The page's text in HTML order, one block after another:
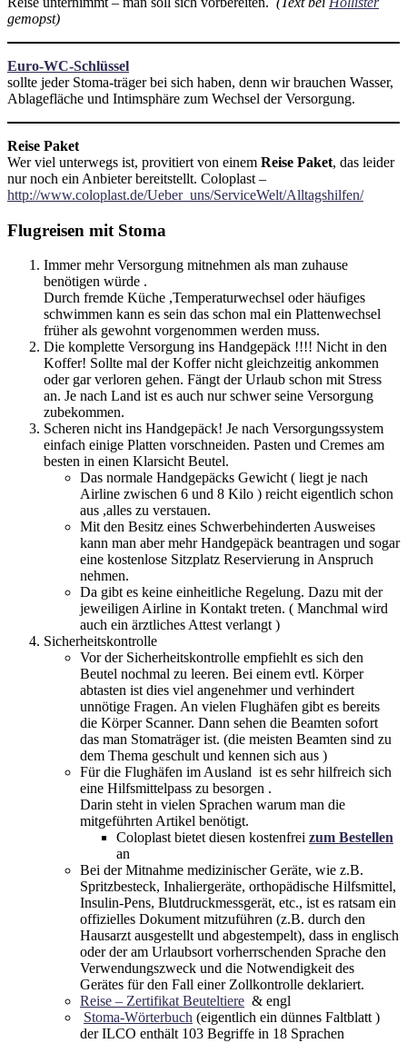
gemopst)
Euro-WC-Schlüssel
sollte jeder Stoma-träger bei sich haben, denn wir brauchen Wasser,
Ablagefläche und Intimsphäre zum Wechsel der Versorgung.
Reise Paket
Wer viel unterwegs ist, provitiert von einem Reise Paket, das leider
nur noch ein Anbieter bereitstellt. Coloplast –
http://www.coloplast.de/Ueber_uns/ServiceWelt/Alltagshilfen/
Flugreisen mit Stoma
Immer mehr Versorgung mitnehmen als man zuhause
benötigen würde .
Durch fremde Küche ,Temperaturwechsel oder häufiges
schwimmen kann es sein das schon mal ein Plattenwechsel
früher als gewohnt vorgenommen werden muss.
Die komplette Versorgung ins Handgepäck !!!! Nicht in den
Koffer! Sollte mal der Koffer nicht gleichzeitig ankommen
oder gar verloren gehen. Fängt der Urlaub schon mit Stress
an. Je nach Land ist es auch nur schwer seine Versorgung
zubekommen.
Scheren nicht ins Handgepäck! Je nach Versorgungssystem
einfach einige Platten vorschneiden. Pasten und Cremes am
besten in einen Klarsicht Beutel.
Das normale Handgepäcks Gewicht ( liegt je nach
Airline zwischen 6 und 8 Kilo ) reicht eigentlich schon
aus ,alles zu verstauen.
Mit den Besitz eines Schwerbehinderten Ausweises
kann man aber mehr Handgepäck beantragen und sogar
eine kostenlose Sitzplatz Reservierung in Anspruch
nehmen.
Da gibt es keine einheitliche Regelung. Dazu mit der
jeweiligen Airline in Kontakt treten. ( Manchmal wird
auch ein ärztliches Attest verlangt )
Sicherheitskontrolle
Vor der Sicherheitskontrolle empfiehlt es sich den
Beutel nochmal zu leeren. Bei einem evtl. Körper
abtasten ist dies viel angenehmer und verhindert
unnötige Fragen. An vielen Flughäfen gibt es bereits
die Körper Scanner. Dann sehen die Beamten sofort
das man Stomaträger ist. (die meisten Beamten sind zu
dem Thema geschult und kennen sich aus )
Für die Flughäfen im Ausland ist es sehr hilfreich sich
eine Hilfsmittelpass zu besorgen .
Darin steht in vielen Sprachen warum man die
mitgeführten Artikel benötigt.
Coloplast bietet diesen kostenfrei zum Bestellen
an
Bei der Mitnahme medizinischer Geräte, wie z.B.
Spritzbesteck, Inhaliergeräte, orthopädische Hilfsmittel,
Insulin-Pens, Blutdruckmessgerät, etc., ist es ratsam ein
offizielles Dokument mitzuführen (z.B. durch den
Hausarzt ausgestellt und abgestempelt), dass in englisch
oder der am Urlaubsort vorherrschenden Sprache den
Verwendungszweck und die Notwendigkeit des
Gerätes für den Fall einer Zollkontrolle deklariert.
Reise – Zertifikat Beuteltiere & engl
Stoma-Wörterbuch (eigentlich ein dünnes Faltblatt )
der ILCO enthält 103 Begriffe in 18 Sprachen